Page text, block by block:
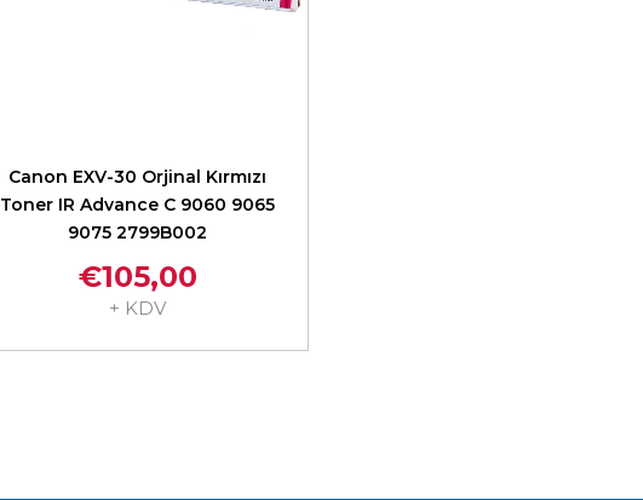
Canon EXV-30 Orjinal Kırmızı
Toner IR Advance C 9060 9065
9075 2799B002
€105,00
+ KDV